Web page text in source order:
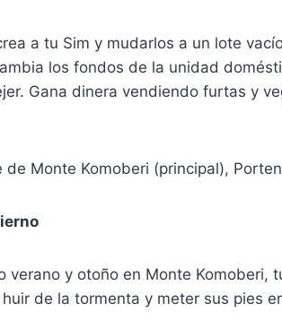
a tu Sim y mudarlos a un lote
los fondos de la unidad
Gana dinera vendiendo furtas y
de Monte Komoberi (principal),
verano y otoño en Monte Komoberi,
de la tormenta y meter sus pies